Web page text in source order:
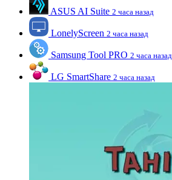
ASUS AI Suite 2 часа назад
LonelyScreen 2 часа назад
Samsung Tool PRO 2 часа назад
LG SmartShare 2 часа назад